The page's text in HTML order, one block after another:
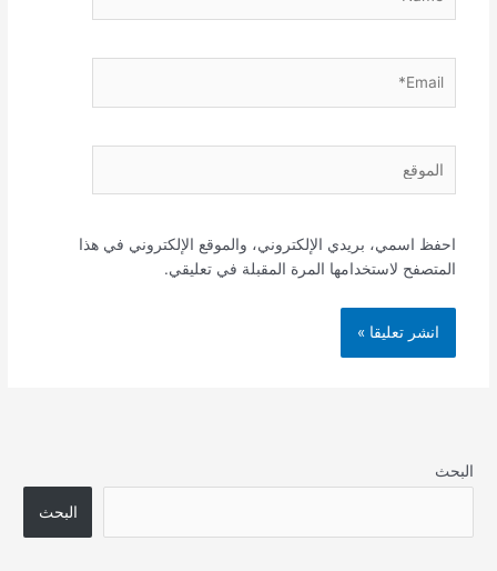
احفظ اسمي، بريدي الإلكتروني، والموقع الإلكتروني في هذا
المتصفح لاستخدامها المرة المقبلة في تعليقي.
البحث
البحث